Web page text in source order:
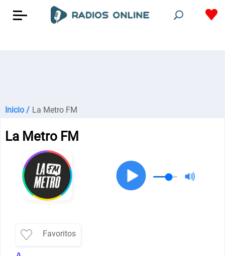
Inicio / La Metro FM
La Metro FM
Favoritos